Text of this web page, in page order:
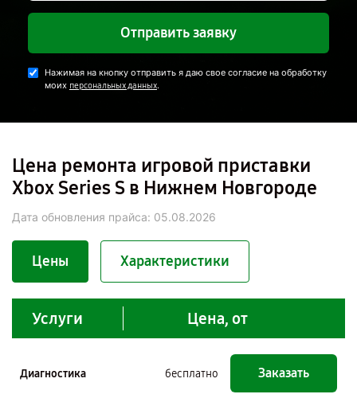
Отправить заявку
Нажимая на кнопку отправить я даю свое согласие на обработку
моих персональных данных.
Цена ремонта игровой приставки
Xbox Series S в Нижнем Новгороде
Дата обновления прайса: 05.08.2026
Цены Характеристики
Услуги Цена, от
Диагностика бесплатно Заказать